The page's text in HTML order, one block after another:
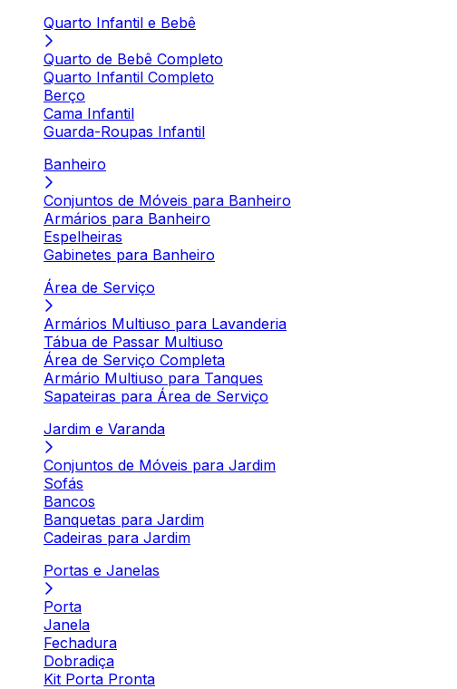
Quarto Infantil e Bebê
Quarto de Bebê Completo
Quarto Infantil Completo
Berço
Cama Infantil
Guarda-Roupas Infantil
Banheiro
Conjuntos de Móveis para Banheiro
Armários para Banheiro
Espelheiras
Gabinetes para Banheiro
Área de Serviço
Armários Multiuso para Lavanderia
Tábua de Passar Multiuso
Área de Serviço Completa
Armário Multiuso para Tanques
Sapateiras para Área de Serviço
Jardim e Varanda
Conjuntos de Móveis para Jardim
Sofás
Bancos
Banquetas para Jardim
Cadeiras para Jardim
Portas e Janelas
Porta
Janela
Fechadura
Dobradiça
Kit Porta Pronta